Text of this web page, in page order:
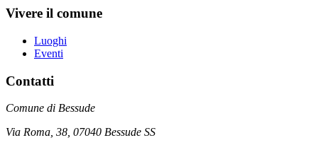
Vivere il comune
Luoghi
Eventi
Contatti
Comune di Bessude
Via Roma, 38, 07040 Bessude SS